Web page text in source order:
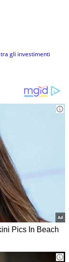
gli investimenti